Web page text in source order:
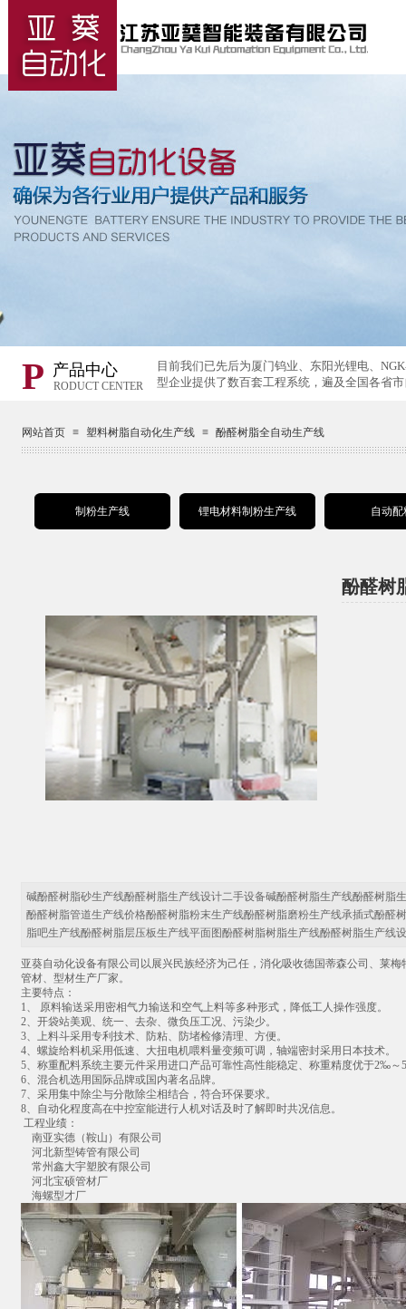
P
目前我们已先后为厦门钨业、东阳光锂电、
型企业提供了数百套工程系统，遍及全国各省
产品中心
RODUCT CENTER
网站首页 ≡ 塑料树脂自动化生产线 ≡ 酚醛树脂全自动生产线
制粉生产线 锂电材料制粉生产线 自动配
酚醛树
碱酚醛树脂砂生产线酚醛树脂生产线设计二手设备碱酚醛树脂生产线酚醛树
酚醛树脂管道生产线价格酚醛树脂粉末生产线酚醛树脂磨粉生产线承插式酚
脂吧生产线酚醛树脂层压板生产线平面图酚醛树脂树脂生产线酚醛树脂生产
亚葵自动化设备有限公司以展兴民族经济为己任，消化吸收德国蒂森公司、莱
管材、型材生产厂家。
主要特点：
1、 原料输送采用密相气力输送和空气上料等多种形式，降低工人操作强度。
2、开袋站美观、统一、去杂、微负压工况、污染少。
3、上料斗采用专利技术、防粘、防堵检修清理、方便。
4、螺旋给料机采用低速、大扭电机喂料量变频可调，轴端密封采用日本技术。
5、称重配料系统主要元件采用进口产品可靠性高性能稳定、称重精度优于2‰
6、混合机选用国际品牌或国内著名品牌。
7、采用集中除尘与分散除尘相结合，符合环保要求。
8、自动化程度高在中控室能进行人机对话及时了解即时共况信息。
工程业绩：
南亚实德（鞍山）有限公司
河北新型铸管有限公司
常州鑫大宇塑胶有限公司
河北宝硕管材厂
海螺型才厂